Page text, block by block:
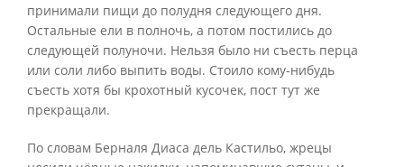
принимали пищи до полудня следующего дня.
Остальные ели в полночь, а потом постились до
следующей полуночи. Нельзя было ни съесть перца
или соли либо выпить воды. Стоило кому-нибудь
съесть хотя бы крохотный кусочек, пост тут же
прекращали.
По словам Берналя Диаса дель Кастильо, жрецы